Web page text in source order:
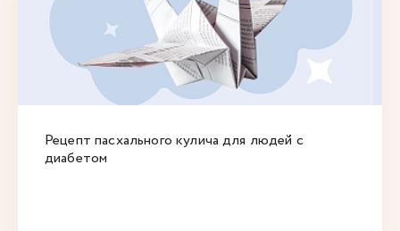
Рецепт пасхального кулича для людей с
диабетом